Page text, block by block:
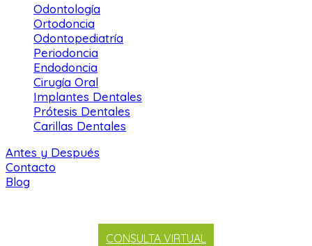
Odontología
Ortodoncia
Odontopediatría
Periodoncia
Endodoncia
Cirugía Oral
Implantes Dentales
Prótesis Dentales
Carillas Dentales
Antes y Después
Contacto
Blog
CONSULTA VIRTUAL